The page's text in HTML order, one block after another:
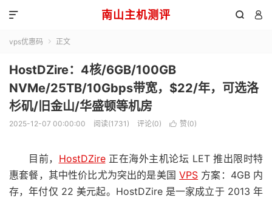
南山主机测评  

vps优惠码  正文
HostDZire：4核/6GB/100GB
NVMe/25TB/10Gbps带宽，$22/年，可选洛
杉矶/旧金山/华盛顿等机房
2025-12-07 00:00:00 阅读(1731) 评论(0)  赞(0)
目前， HostDZire正在海外主机论坛 LET 推出限时特
惠套餐，其中性价比尤为突出的是美国VPS 方案：4GB 内
存，年付仅 22 美元起。HostDZire 是一家成立于 2013 年